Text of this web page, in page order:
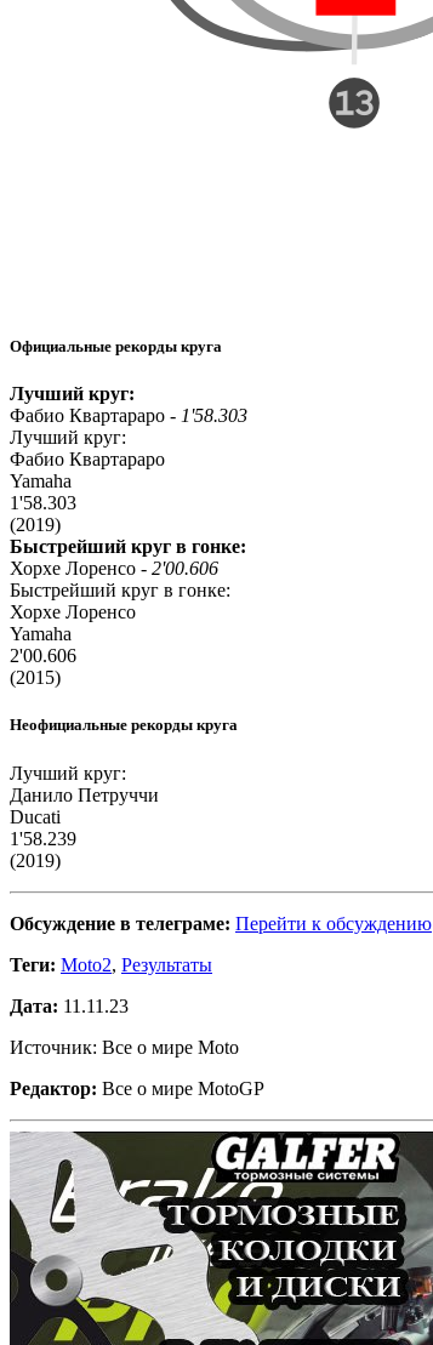
Официальные рекорды круга
Лучший круг:
Фабио Квартараро - 1'58.303
Лучший круг:
Фабио Квартараро
Yamaha
1'58.303
(2019)
Быстрейший круг в гонке:
Хорхе Лоренсо - 2'00.606
Быстрейший круг в гонке:
Хорхе Лоренсо
Yamaha
2'00.606
(2015)
Неофициальные рекорды круга
Лучший круг:
Данило Петруччи
Ducati
1'58.239
(2019)
Обсуждение в телеграме: Перейти к обсуждению
Теги: Moto2, Результаты
Дата: 11.11.23
Источник: Все о мире Moto
Редактор: Все о мире MotoGP